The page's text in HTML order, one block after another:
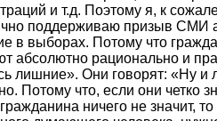
и т.д. Поэтому я, к
поддерживаю призыв СМИ
в выборах. Потому что
абсолютно рационально и
лишние». Они говорят: «Ну и
Потому что, если они четко
ничего не значит,